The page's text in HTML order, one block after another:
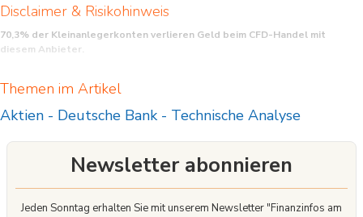
Disclaimer & Risikohinweis
70,3% der Kleinanlegerkonten verlieren Geld beim CFD-Handel mit
diesem Anbieter.
hohes Risiko, schnell Geld zu verlieren. Sie sollten überlegen, ob Sie verstehen,
einzugehen, Ihr Geld zu verlieren.
Themen im Artikel
Aktien - Deutsche Bank- Technische Analyse
Newsletter abonnieren
Jeden Sonntag erhalten Sie mit unserem Newsletter "Finanzinfos am